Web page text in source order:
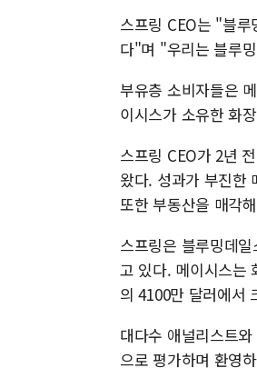
스프링 CEO는 "블
다"며 "우리는 블루
부유층 소비자들은
이시스가 소유한 화
스프링 CEO가 2년
왔다. 성과가 부진한
또한 부동산을 매각
스프링은 블루밍데
고 있다. 메이시스는
의 4100만 달러에서
대다수 애널리스트
으로 평가하며 환영